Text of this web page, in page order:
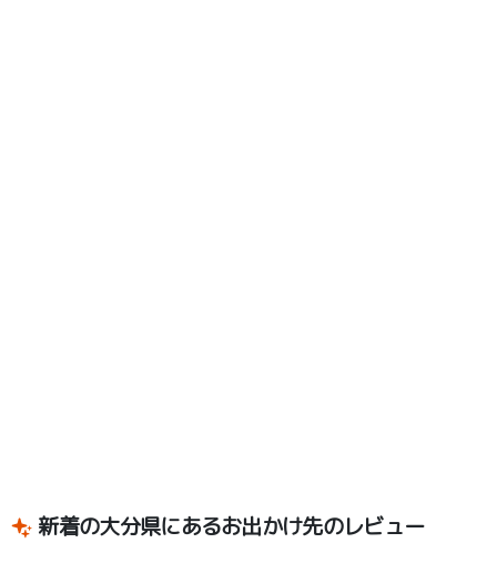
新着の大分県にあるお出かけ先のレビュー